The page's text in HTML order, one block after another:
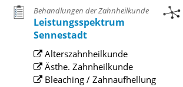
Behandlungen der Zahnheilkunde
Leistungsspektrum
Sennestadt
Alterszahnheilkunde
Ästhe. Zahnheilkunde
Bleaching / Zahnaufhellung